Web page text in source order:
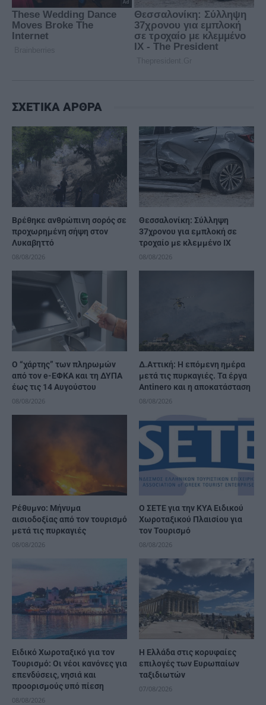
ΣΧΕΤΙΚΑ ΑΡΘΡΑ
Βρέθηκε ανθρώπινη σορός σε
προχωρημένη σήψη στον
Λυκαβηττό
08/08/2026
Θεσσαλονίκη: Σύλληψη
37χρονου για εμπλοκή σε
τροχαίο με κλεμμένο ΙΧ
08/08/2026
Ο “χάρτης” των πληρωμών
από τον e-ΕΦΚΑ και τη ΔΥΠΑ
έως τις 14 Αυγούστου
08/08/2026
Δ.Αττική: Η επόμενη ημέρα
μετά τις πυρκαγιές. Τα έργα
Antinero και η αποκατάσταση
08/08/2026
Ρέθυμνο: Μήνυμα
αισιοδοξίας από τον τουρισμό
μετά τις πυρκαγιές
08/08/2026
Ο ΣΕΤΕ για την ΚΥΑ Ειδικού
Χωροταξικού Πλαισίου για
τον Τουρισμό
08/08/2026
Ειδικό Χωροταξικό για τον
Τουρισμό: Οι νέοι κανόνες για
επενδύσεις, νησιά και
προορισμούς υπό πίεση
08/08/2026
Η Ελλάδα στις κορυφαίες
επιλογές των Ευρωπαίων
ταξιδιωτών
07/08/2026